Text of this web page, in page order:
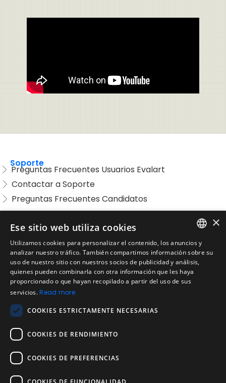
Soporte
Preguntas Frecuentes Usuarios Evalart
Contactar a Soporte
Preguntas Frecuentes Candidatos
Condiciones de Servicio
Aviso de privacidad
Política de cookies
Política de devoluciones
Acuerdo de licencia de usuario
Política de uso aceptable
Empresa
Acerca de nosotros
Blog
ENGLISH
SPANISH
×
Ese sitio web utiliza cookies
Utilizamos cookies para personalizar el contenido, los anuncios y
analizar nuestro tráfico. También compartimos información sobre su
uso de nuestro sitio con nuestros socios de publicidad y análisis,
quienes pueden combinarla con otra información que les haya
proporcionado o que hayan recopilado a partir del uso de sus
servicios.Read more
COOKIES ESTRICTAMENTE NECESARIAS
COOKIES DE RENDIMIENTO
COOKIES DE PREFERENCIAS